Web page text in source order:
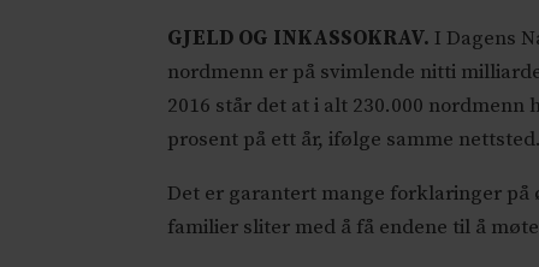
GJELD OG INKASSOKRAV. I Dagens
nordmenn er på svimlende nitti
2016 står det at i alt 230.000
prosent på ett år, ifølge samme nettsted.
Det er garantert mange forklaringer
familier sliter med å få endene til å